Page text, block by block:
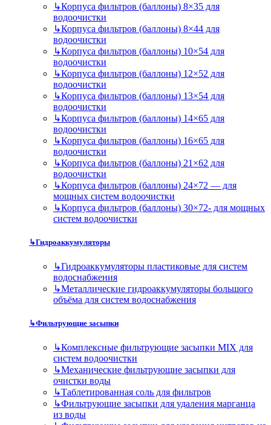
↳Корпуса фильтров (баллоны) 8×35 для
водоочистки
↳Корпуса фильтров (баллоны) 8×44 для
водоочистки
↳Корпуса фильтров (баллоны) 10×54 для
водоочистки
↳Корпуса фильтров (баллоны) 12×52 для
водоочистки
↳Корпуса фильтров (баллоны) 13×54 для
водоочистки
↳Корпуса фильтров (баллоны) 14×65 для
водоочистки
↳Корпуса фильтров (баллоны) 16×65 для
водоочистки
↳Корпуса фильтров (баллоны) 21×62 для
водоочистки
↳Корпуса фильтров (баллоны) 24×72 — для
мощных систем водоочистки
↳Корпуса фильтров (баллоны) 30×72- для мощных
систем водоочистки
↳Гидроаккумуляторы
↳Гидроаккумуляторы пластиковые для систем
водоснабжения
↳Металлические гидроаккумуляторы большого
объёма для систем водоснабжения
↳Фильтрующие засыпки
↳Комплексные фильтрующие засыпки MIX для
систем водоочистки
↳Механические фильтрующие засыпки для
очистки воды
↳Таблетированная соль для фильтров
↳Фильтрующие засыпки для удаления марганца
из воды